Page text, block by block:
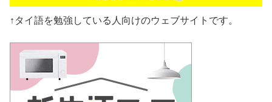
↑タイ語を勉強している人向けのウェブサイトです。